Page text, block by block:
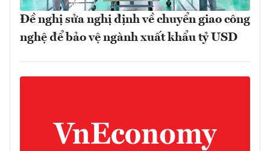
Đề nghị sửa nghị định về chuyển giao công
nghệ để bảo vệ ngành xuất khẩu tỷ USD